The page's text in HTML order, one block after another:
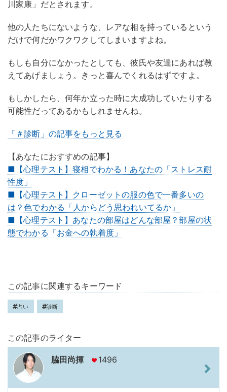
川家康」だとされます。
他の人たちにないような、レアな相を持っているという
だけで何だかワクワクしてしまいますよね。
もしも自分になかったとしても、彼氏や友達にあれば教
えてあげましょう。きっと喜んでくれるはずですよ。
もしかしたら、何年か立った時に大成功していたりする
可能性だってあるかもしれませんね。
「＃診断」の記事をもっと見る
【あなたにおすすめの記事】
■【心理テスト】寝相でわかる！あなたの「ストレス耐
性度」
■【心理テスト】クローゼットの服の色で一番多いの
は？色でわかる「人からどう思われいてるか」
■【心理テスト】あなたの部屋はどんな部屋？部屋の状
態でわかる「お金への執着度」
この記事に関連するキーワード
占い 診断
この記事のライター
脇田尚揮 1496